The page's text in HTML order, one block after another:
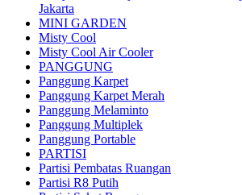
Jakarta
MINI GARDEN
Misty Cool
Misty Cool Air Cooler
PANGGUNG
Panggung Karpet
Panggung Karpet Merah
Panggung Melaminto
Panggung Multiplek
Panggung Portable
PARTISI
Partisi Pembatas Ruangan
Partisi R8 Putih